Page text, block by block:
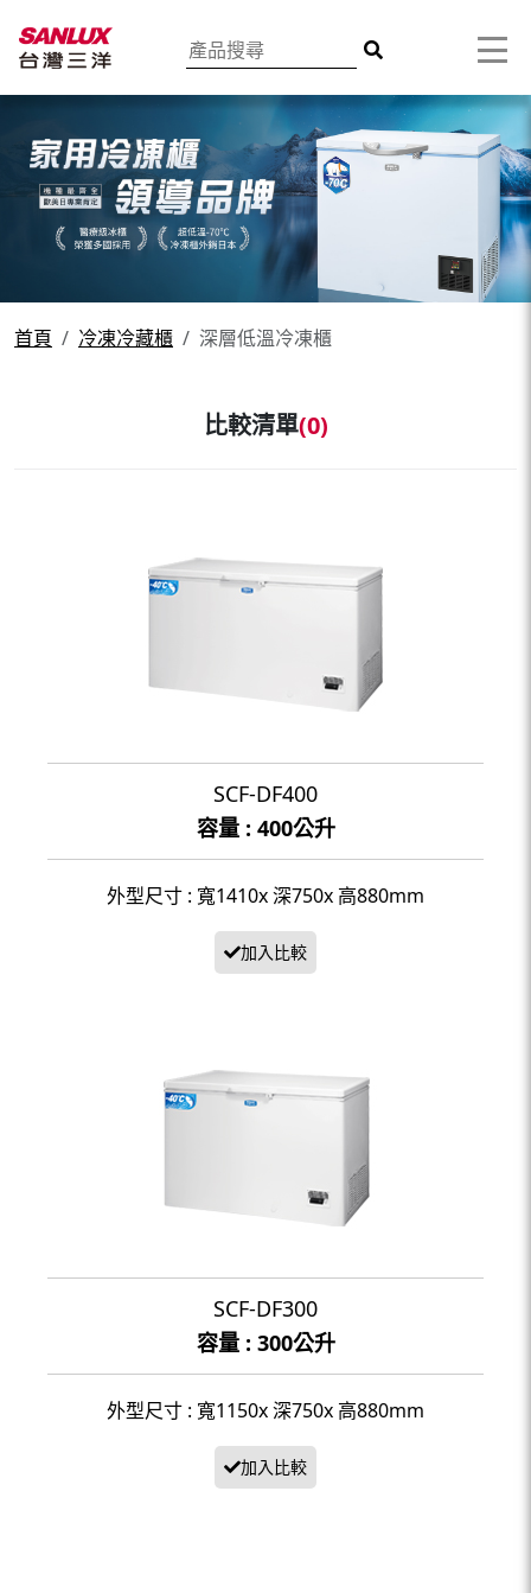
首頁 冷凍冷藏櫃 深層低溫冷凍櫃
比較清單(0)
SCF-DF400
容量 : 400公升
外型尺寸 : 寬1410x 深750x 高880mm
SCF-DF300
容量 : 300公升
外型尺寸 : 寬1150x 深750x 高880mm